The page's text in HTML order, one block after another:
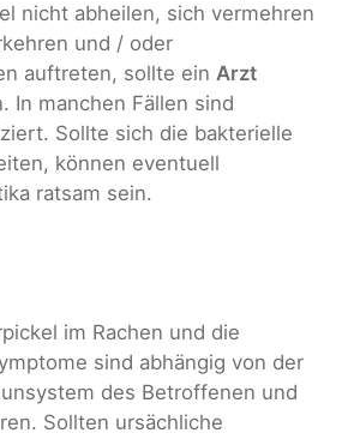
nicht abheilen, sich vermehren
und / oder
auftreten, sollte ein Arzt
In manchen Fällen sind
Sollte sich die bakterielle
können eventuell
ratsam sein.
im Rachen und die
sind abhängig von der
des Betroffenen und
Sollten ursächliche